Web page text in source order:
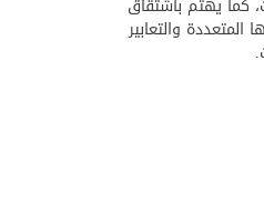
المتعددة والتعابير